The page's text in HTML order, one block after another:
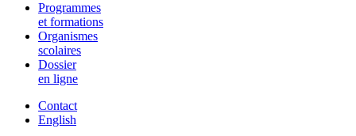
Programmes
et formations
Organismes
scolaires
Dossier
en ligne
Contact
English